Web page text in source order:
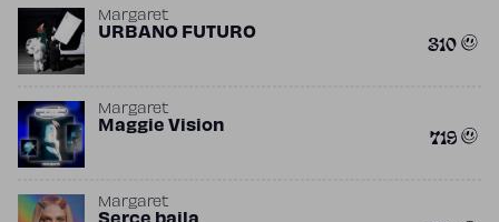
Margaret
URBANO FUTURO 310
Margaret
Maggie Vision 719
Margaret